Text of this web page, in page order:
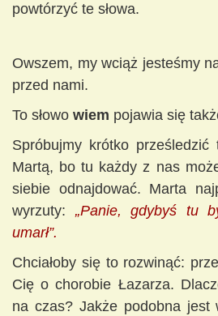
powtórzyć te słowa.
Owszem, my wciąż jesteśmy
przed nami.
To słowo wiem pojawia się
Spróbujmy krótko
Martą, bo tu każdy z nas
siebie odnajdować. Marta
wyrzuty: „Panie, gdybyś tu
umarł”.
Chciałoby się to rozwinąć:
Cię o chorobie Łazarza.
na czas? Jakże podobna